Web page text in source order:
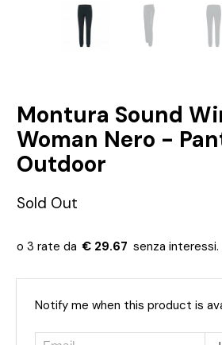
Montura Sound
Woman Nero -
Outdoor
Sold Out
€ 29.67
Email
Notify me when this product is